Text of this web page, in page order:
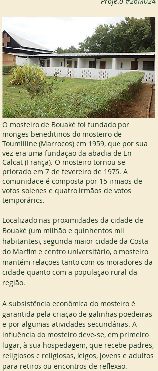
O mosteiro de Bouaké foi fundado por
monges beneditinos do mosteiro de
Toumliline (Marrocos) em 1959, que por sua
vez era uma fundação da abadia de En-
Calcat (França). O mosteiro tornou-se
priorado em 7 de fevereiro de 1975. A
comunidade é composta por 15 irmãos de
votos solenes e quatro irmãos de votos
temporários.
Localizado nas proximidades da cidade de
Bouaké (um milhão e quinhentos mil
habitantes), segunda maior cidade da Costa
do Marfim e centro universitário, o mosteiro
mantém relações tanto com os moradores da
cidade quanto com a população rural da
região.
A subsistência econômica do mosteiro é
garantida pela criação de galinhas poedeiras
e por algumas atividades secundárias. A
influência do mosteiro deve-se, em primeiro
lugar, à sua hospedagem, que recebe padres,
religiosos e religiosas, leigos, jovens e adultos
para retiros ou encontros de reflexão.